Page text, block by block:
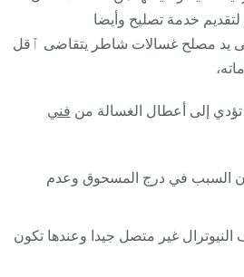
خدمة تصليح وأيضا
يد مصلح غسالات شاطر يتقاضى ٱقل
إلى أعطال الغسالة من فني
السبب في درج المسحوق وعدم
غير متصل جيدا وعندها تكون